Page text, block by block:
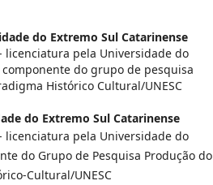
do Extremo Sul Catarinense
licenciatura pela Universidade do
do grupo de pesquisa
Histórico Cultural/UNESC
do Extremo Sul Catarinense
licenciatura pela Universidade do
do Grupo de Pesquisa Produção do
Cultural/UNESC